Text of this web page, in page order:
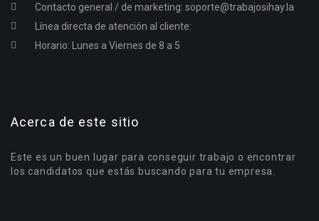
Contacto general / de marketing: soporte@trabajosihay.la
Línea directa de atención al cliente:
Horario: Lunes a Viernes de 8 a 5
Acerca de este sitio
Este es un buen lugar para conseguir trabajo o encontrar
los candidatos que estás buscando para tu empresa.